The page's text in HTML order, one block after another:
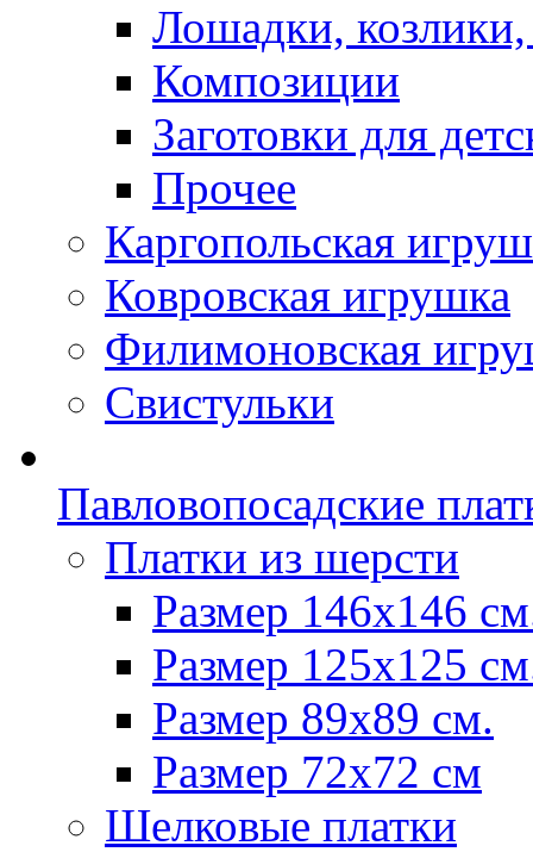
Лошадки,
Композиции
Заготовки для
Прочее
Каргопольская
Ковровская игрушка
Филимоновская
Свистульки
Павловопосадские
Платки из шерсти
Размер 146х146
Размер 125х125
Размер 89х89 см.
Размер 72x72 см
Шелковые платки